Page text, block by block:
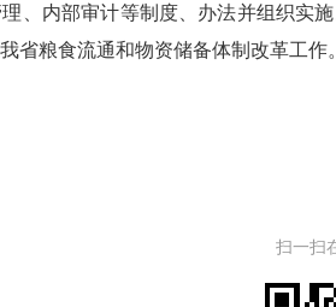
内部审计等制度、办法并组织实施
省粮食流通和物资储备体制改革工作。
扫一扫